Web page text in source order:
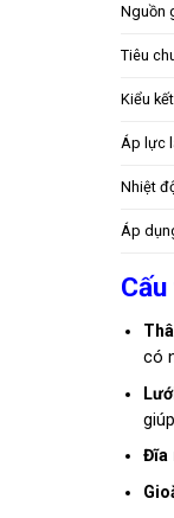
Nguồn
Tiêu
Kiểu
Áp lực
Nhiệt
Áp
có
Đĩa